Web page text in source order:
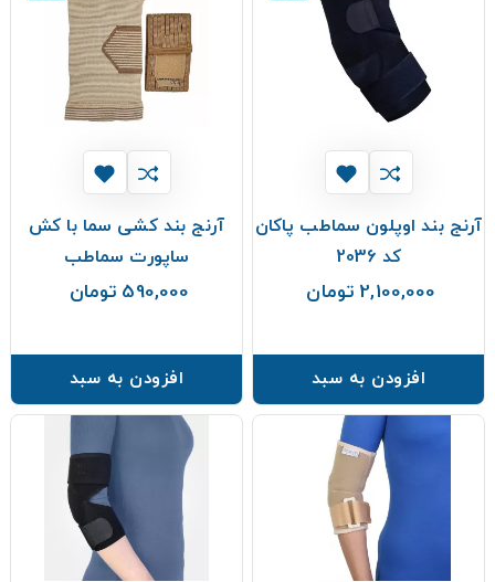
آرنج بند اوپلون سماطب پاکان
کد 2036
2,100,000 تومان
افزودن به سبد
آرنج بند کشی سما با کش
ساپورت سماطب
590,000 تومان
افزودن به سبد